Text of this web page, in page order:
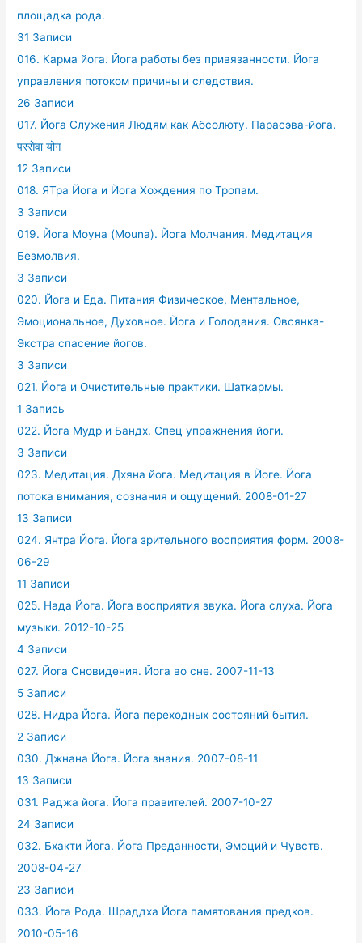
площадка рода.
31 Записи
016. Карма йога. Йога работы без привязанности. Йога
управления потоком причины и следствия.
26 Записи
017. Йога Служения Людям как Абсолюту. Парасэва-йога.
परसेवा योग
12 Записи
018. ЯТра Йога и Йога Хождения по Тропам.
3 Записи
019. Йога Моуна (Mouna). Йога Молчания. Медитация
Безмолвия.
3 Записи
020. Йога и Еда. Питания Физическое, Ментальное,
Эмоциональное, Духовное. Йога и Голодания. Овсянка-
Экстра спасение йогов.
3 Записи
021. Йога и Очистительные практики. Шаткармы.
1 Запись
022. Йога Мудр и Бандх. Спец упражнения йоги.
3 Записи
023. Медитация. Дхяна йога. Медитация в Йоге. Йога
потока внимания, сознания и ощущений. 2008-01-27
13 Записи
024. Янтра Йога. Йога зрительного восприятия форм. 2008-
06-29
11 Записи
025. Нада Йога. Йога восприятия звука. Йога слуха. Йога
музыки. 2012-10-25
4 Записи
027. Йога Сновидения. Йога во сне. 2007-11-13
5 Записи
028. Нидра Йога. Йога переходных состояний бытия.
2 Записи
030. Джнана Йога. Йога знания. 2007-08-11
13 Записи
031. Раджа йога. Йога правителей. 2007-10-27
24 Записи
032. Бхакти Йога. Йога Преданности, Эмоций и Чувств.
2008-04-27
23 Записи
033. Йога Рода. Шраддха Йога памятования предков.
2010-05-16